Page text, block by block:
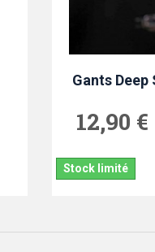
Gants
12,90 €
Stock limité